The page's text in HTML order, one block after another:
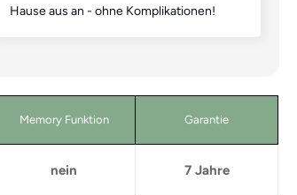
Hause aus an - ohne Komplikationen!
Memory Funktion Garantie
nein 7 Jahre